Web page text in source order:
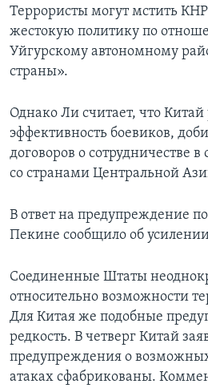
Террористы могут мстить
жестокую политику по
Уйгурскому автономному
страны».
Однако Ли считает, что
эффективность боевиков,
договоров о сотрудничестве в
со странами Центральной
В ответ на предупреждение
Пекине сообщило об
Соединенные Штаты
относительно возможности
Для Китая же подобные
редкость. В четверг Китай
предупреждения о
атаках сфабрикованы.